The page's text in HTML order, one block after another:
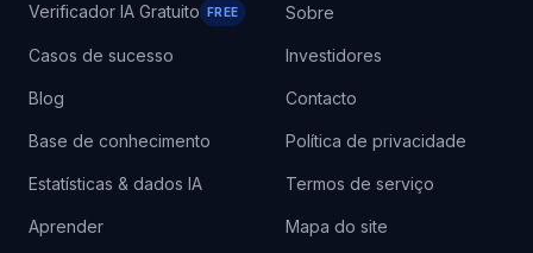
Verificador IA Gratuito FREE
Casos de sucesso
Blog
Base de conhecimento
Estatísticas & dados IA
Aprender
Sobre
Investidores
Contacto
Política de privacidade
Termos de serviço
Mapa do site